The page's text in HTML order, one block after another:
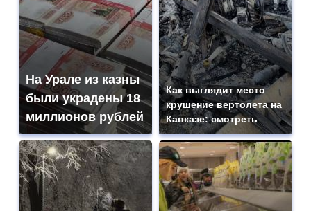
На Урале из казны
были украдены 18
миллионов рублей
Как выглядит место
крушение вертолета на
Кавказе: смотреть